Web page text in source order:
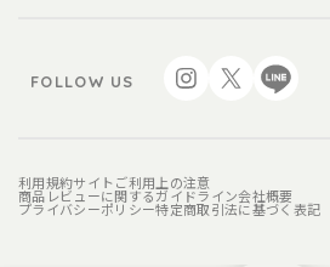
FOLLOW US
利用規約サイトご利用上の注意
商品レビューに関するガイドライン会社概要
プライバシーポリシー特定商取引法に基づく表記